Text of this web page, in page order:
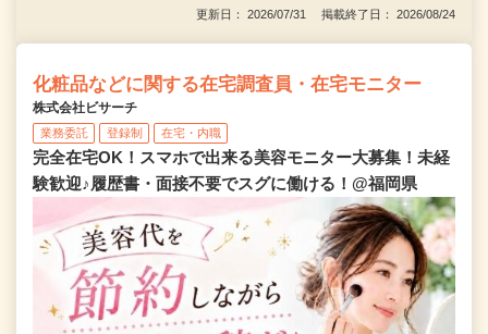
更新日： 2026/07/31 掲載終了日： 2026/08/24
化粧品などに関する在宅調査員・在宅モニター
株式会社ビサーチ
業務委託 登録制 在宅・内職
完全在宅OK！スマホで出来る美容モニター大募集！未経
験歓迎♪履歴書・面接不要でスグに働ける！@福岡県